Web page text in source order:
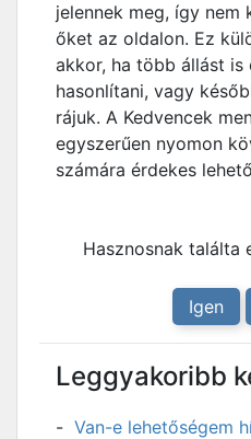
jelennek meg, így nem
őket az oldalon. Ez
akkor, ha több állást is
hasonlítani, vagy
rájuk. A Kedvencek
egyszerűen nyomon
számára érdekes
Hasznosnak találta
Igen
Leggyakoribb
Van-e lehetőségem